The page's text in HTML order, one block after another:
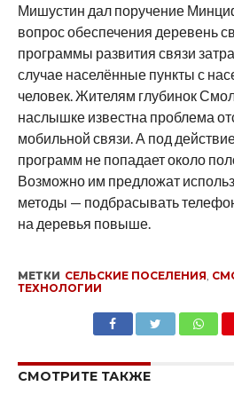
Мишустин дал поручение
вопрос обеспечения деревень
программы развития связи
случае населённые пункты с
человек. Жителям глубинок
наслышке известна проблема
мобильной связи. А под
программ не попадает около
Возможно им предложат
методы — подбрасывать
на деревья повыше.
МЕТКИ СЕЛЬСКИЕ ПОСЕЛЕНИЯ
ТЕХНОЛОГИИ
СМОТРИТЕ ТАКЖЕ